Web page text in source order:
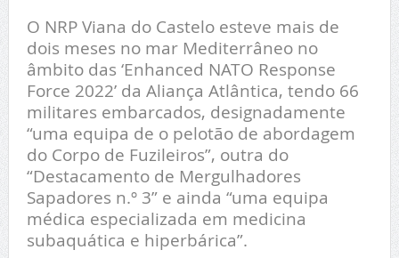
O NRP Viana do Castelo esteve mais de
dois meses no mar Mediterrâneo no
âmbito das ‘Enhanced NATO Response
Force 2022’ da Aliança Atlântica, tendo 66
militares embarcados, designadamente
“uma equipa de o pelotão de abordagem
do Corpo de Fuzileiros”, outra do
“Destacamento de Mergulhadores
Sapadores n.º 3” e ainda “uma equipa
médica especializada em medicina
subaquática e hiperbárica”.